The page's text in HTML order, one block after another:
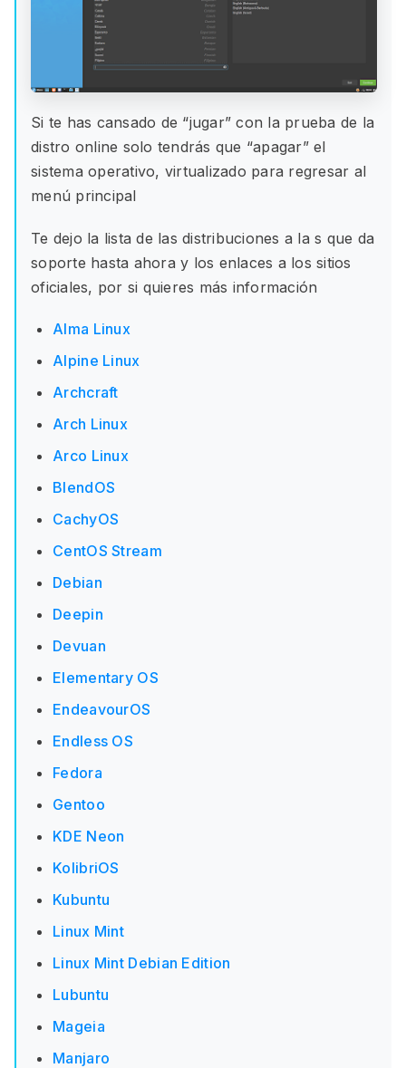
Si te has cansado de “jugar” con la prueba de la
distro online solo tendrás que “apagar” el
sistema operativo, virtualizado para regresar al
menú principal
Te dejo la lista de las distribuciones a la s que da
soporte hasta ahora y los enlaces a los sitios
oficiales, por si quieres más información
Alma Linux
Alpine Linux
Archcraft
Arch Linux
Arco Linux
BlendOS
CachyOS
CentOS Stream
Debian
Deepin
Devuan
Elementary OS
EndeavourOS
Endless OS
Fedora
Gentoo
KDE Neon
KolibriOS
Kubuntu
Linux Mint
Linux Mint Debian Edition
Lubuntu
Mageia
Manjaro